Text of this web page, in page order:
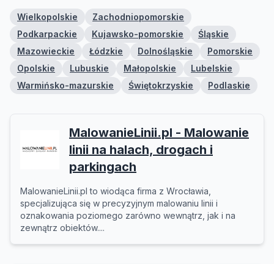
Wielkopolskie
Zachodniopomorskie
Podkarpackie
Kujawsko-pomorskie
Śląskie
Mazowieckie
Łódzkie Dolnośląskie
Pomorskie
Opolskie
Lubuskie Małopolskie
Lubelskie
Warmińsko-mazurskie
Świętokrzyskie Podlaskie
MalowanieLinii.pl - Malowanie
linii na halach, drogach i
parkingach
MalowanieLinii.pl to wiodąca firma z Wrocławia,
specjalizująca się w precyzyjnym malowaniu linii i
oznakowania poziomego zarówno wewnątrz, jak i na
zewnątrz obiektów....